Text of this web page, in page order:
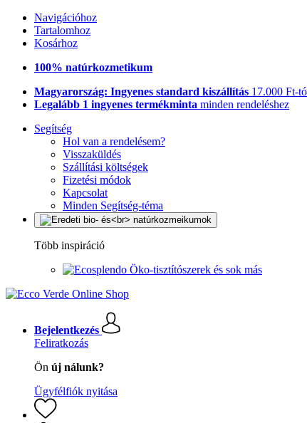
Navigációhoz
Tartalomhoz
Kosárhoz
100% natúrkozmetikum
Magyarország: Ingyenes standard kiszállítás 17.000 Ft-
Legalább 1 ingyenes termékminta minden rendeléshez
Segítség
Hol van a rendelésem?
Visszaküldés
Szállítási költségek
Fizetési módok
Kapcsolat
Minden Segítség-téma
Több inspiráció
Öko-tisztítószerek és sok más
Bejelentkezés
Feliratkozás
Ön új nálunk?
Ügyfélfiók nyitása